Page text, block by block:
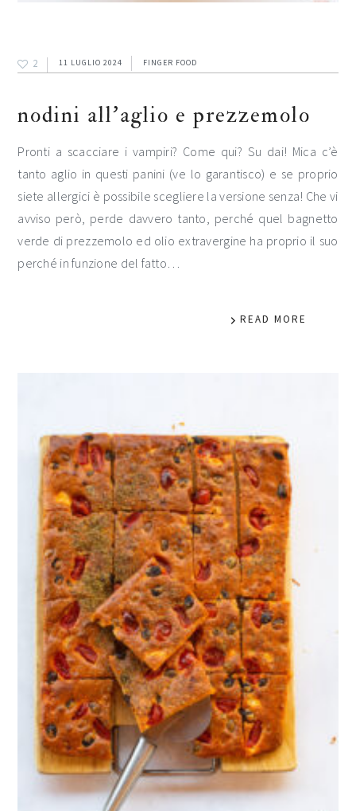
2 11 LUGLIO 2024 FINGER FOOD
nodini all’aglio e prezzemolo
Pronti a scacciare i vampiri? Come qui? Su dai! Mica c’è
tanto aglio in questi panini (ve lo garantisco) e se proprio
siete allergici è possibile scegliere la versione senza! Che vi
avviso però, perde davvero tanto, perché quel bagnetto
verde di prezzemolo ed olio extravergine ha proprio il suo
perché in funzione del fatto…
READ MORE